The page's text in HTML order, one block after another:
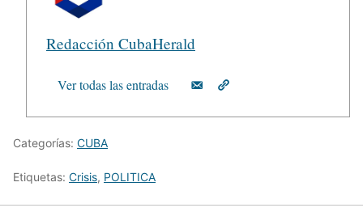
Redacción CubaHerald
Ver todas las entradas
Categorías: CUBA
Etiquetas: Crisis, POLITICA